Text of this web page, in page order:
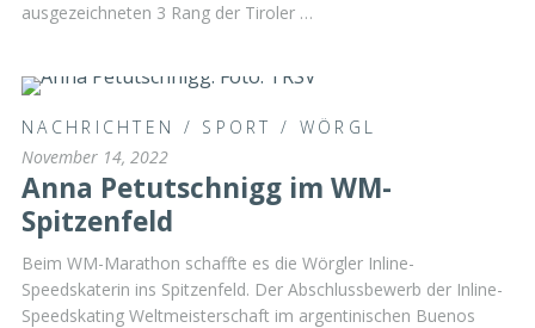
ausgezeichneten 3 Rang der Tiroler …
NACHRICHTEN / SPORT / WÖRGL
November 14, 2022
Anna Petutschnigg im WM-
Spitzenfeld
Beim WM-Marathon schaffte es die Wörgler Inline-
Speedskaterin ins Spitzenfeld. Der Abschlussbewerb der Inline-
Speedskating Weltmeisterschaft im argentinischen Buenos